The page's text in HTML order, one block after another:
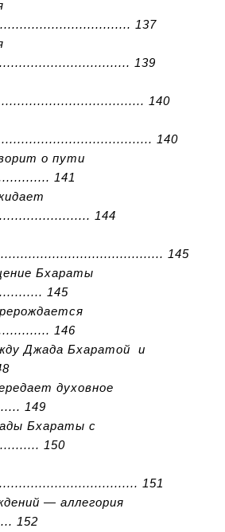
137
139
140
140
о пути
141
144
145
Бхараты
145
146
Джада Бхаратой и
духовное
149
Бхараты с
150
151
— аллегория
152